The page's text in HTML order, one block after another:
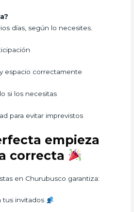
días, según lo necesites.
espacio correctamente
si los necesitas
para evitar imprevistos
empieza
correcta
en Churubusco garantiza:
tus invitados